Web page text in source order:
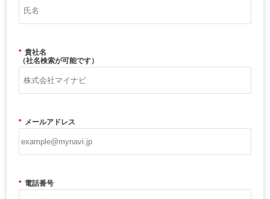
* 貴社名
（社名検索が可能です）
* メールアドレス
* 電話番号